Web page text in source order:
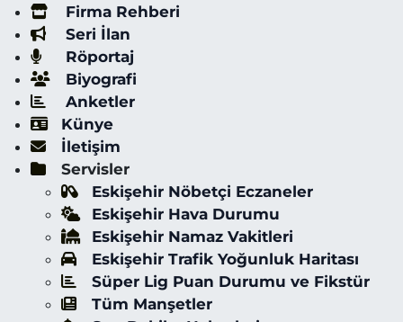
Firma Rehberi
Seri İlan
Röportaj
Biyografi
Anketler
Künye
İletişim
Servisler
Eskişehir Nöbetçi Eczaneler
Eskişehir Hava Durumu
Eskişehir Namaz Vakitleri
Eskişehir Trafik Yoğunluk Haritası
Süper Lig Puan Durumu ve Fikstür
Tüm Manşetler